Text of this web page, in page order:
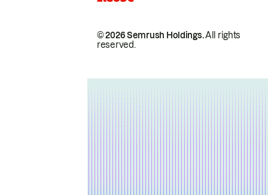
© 2026 Semrush Holdings.All rights
reserved.